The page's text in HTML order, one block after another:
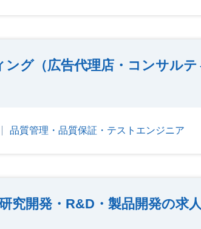
ング（広告代理店・コンサル
品質管理・品質保証・テストエンジニア
究開発・R&D・製品開発の求